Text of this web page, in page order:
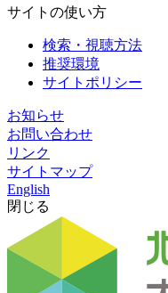
サイトの使い方
検索・視聴方法
推奨環境
サイトポリシー
お知らせ
お問い合わせ
リンク
サイトマップ
English
閉じる